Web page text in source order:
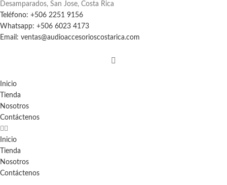
Desamparados, San Jose, Costa Rica
Teléfono: +506 2251 9156
Whatsapp: +506 6023 4173
Email: ventas@audioaccesorioscostarica.com
Inicio
Tienda
Nosotros
Contáctenos
Inicio
Tienda
Nosotros
Contáctenos